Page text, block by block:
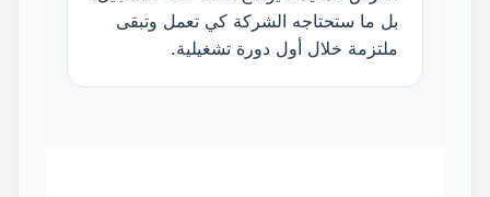
بل ما ستحتاجه الشركة كي تعمل وتبقى
ملتزمة خلال أول دورة تشغيلية.